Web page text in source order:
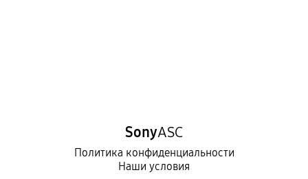
SonyASC
Политика конфиденциальности
Наши условия